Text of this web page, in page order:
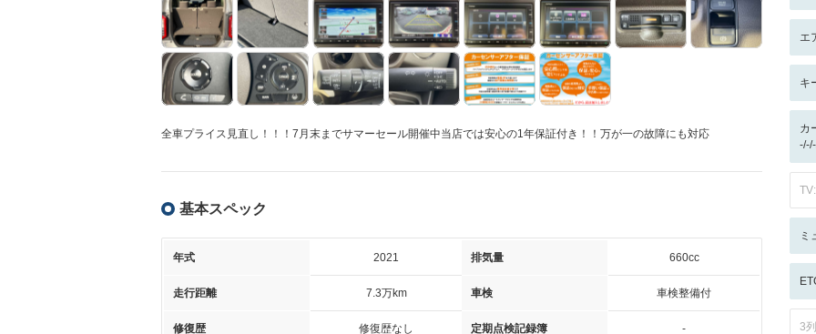
全車プライス見直し！！！7月末までサマーセール開催中当店では安心の1年保証付き！！万が一の故障にも対応
基本スペック
年式 2021 排気量 660cc
走行距離 7.3万km 車検 車検整備付
修復歴 修復歴なし 定期点検記録簿 -
エ
キ
カ
ミ
3